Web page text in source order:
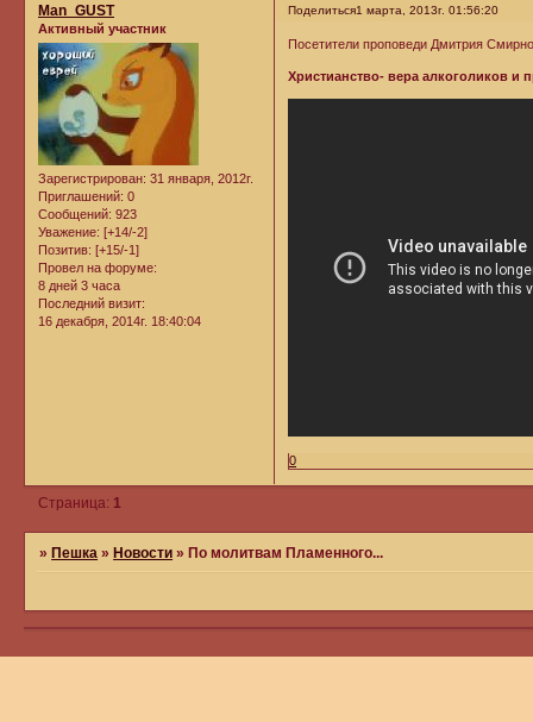
Поделиться1 марта, 2013г. 01:56:20
Man_GUST
Активный участник
Зарегистрирован: 31 января, 2012г.
Приглашений: 0
Сообщений: 923
Уважение: [+14/-2]
Позитив: [+15/-1]
Провел на форуме:
8 дней 3 часа
Последний визит:
16 декабря, 2014г. 18:40:04
Посетители проповеди Дмитрия
Христианство- вера алкоголиков
0
Страница: 1
»Пешка »Новости »По молитвам Пламенного...